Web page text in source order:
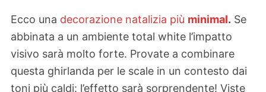
Ecco una decorazione natalizia più minimal. Se
abbinata a un ambiente total white l’impatto
visivo sarà molto forte. Provate a combinare
questa ghirlanda per le scale in un contesto dai
toni più caldi: l’effetto sarà sorprendente! Viste